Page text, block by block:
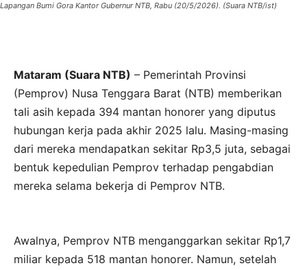
Lapangan Bumi Gora Kantor Gubernur NTB, Rabu (20/5/2026). (Suara NTB/ist)
Mataram (Suara NTB) – Pemerintah Provinsi
(Pemprov) Nusa Tenggara Barat (NTB) memberikan
tali asih kepada 394 mantan honorer yang diputus
hubungan kerja pada akhir 2025 lalu. Masing-masing
dari mereka mendapatkan sekitar Rp3,5 juta, sebagai
bentuk kepedulian Pemprov terhadap pengabdian
mereka selama bekerja di Pemprov NTB.
Awalnya, Pemprov NTB menganggarkan sekitar Rp1,7
miliar kepada 518 mantan honorer. Namun, setelah